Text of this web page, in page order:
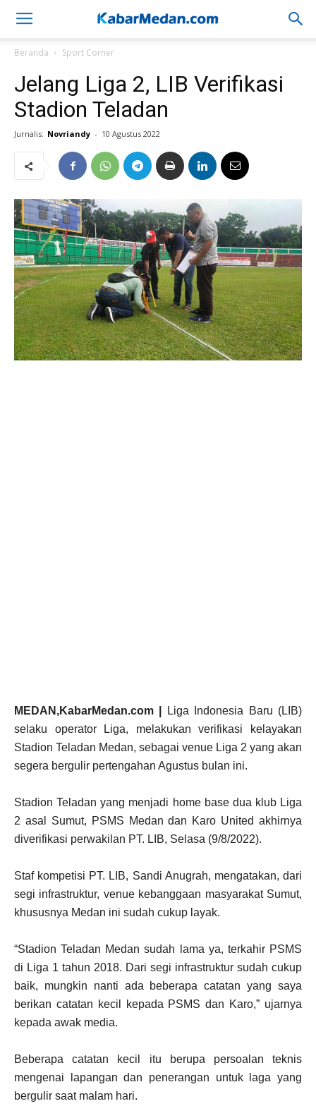
Beranda Sport Corner
Jelang Liga 2, LIB Verifikasi
Stadion Teladan
Jurnalis: Novriandy - 10 Agustus 2022
MEDAN,KabarMedan.com |
Liga Indonesia Baru (LIB)
selaku operator Liga, melakukan verifikasi kelayakan
Stadion Teladan Medan, sebagai venue Liga 2 yang akan
segera bergulir pertengahan Agustus bulan ini.
Stadion Teladan yang menjadi home base dua klub Liga
2 asal Sumut, PSMS Medan dan Karo United akhirnya
diverifikasi perwakilan PT. LIB, Selasa (9/8/2022).
Staf kompetisi PT. LIB, Sandi Anugrah, mengatakan, dari
segi infrastruktur, venue kebanggaan masyarakat Sumut,
khususnya Medan ini sudah cukup layak.
“Stadion Teladan Medan sudah lama ya, terkahir PSMS
di Liga 1 tahun 2018. Dari segi infrastruktur sudah cukup
baik, mungkin nanti ada beberapa catatan yang saya
berikan catatan kecil kepada PSMS dan Karo,” ujarnya
kepada awak media.
Beberapa catatan kecil itu berupa persoalan teknis
mengenai lapangan dan penerangan untuk laga yang
bergulir saat malam hari.